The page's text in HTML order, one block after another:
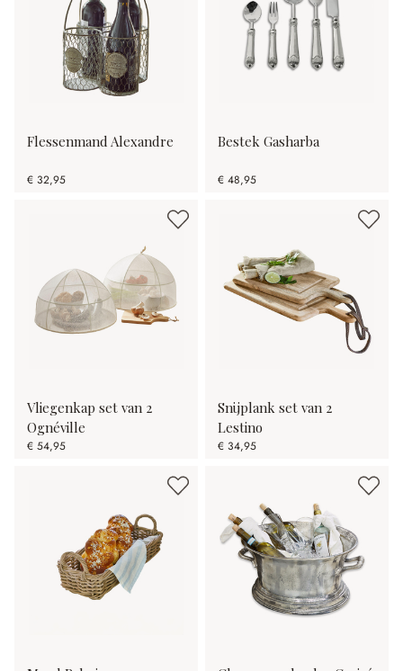
Flessenmand Alexandre
€ 32,95
Bestek Gasharba
€ 48,95
Vliegenkap set van 2
Ognéville
€ 54,95
Snijplank set van 2
Lestino
€ 34,95